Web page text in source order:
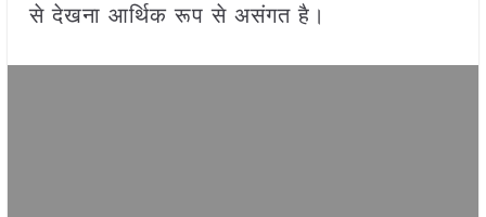
से देखना आर्थिक रूप से असंगत है।